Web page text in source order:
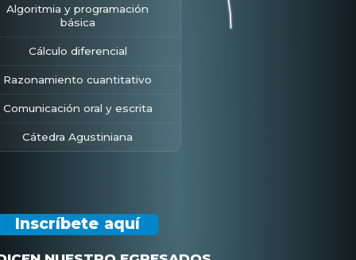
Algoritmia y programación
básica
Cálculo diferencial
Razonamiento cuantitativo
Comunicación oral y escrita
Cátedra Agustiniana
Inscríbete aquí